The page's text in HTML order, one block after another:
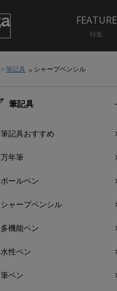
FEATURE
特集
筆記具 シャープペンシル
筆記具
筆記具おすすめ
万年筆
ボールペン
シャープペンシル
多機能ペン
水性ペン
筆ペン